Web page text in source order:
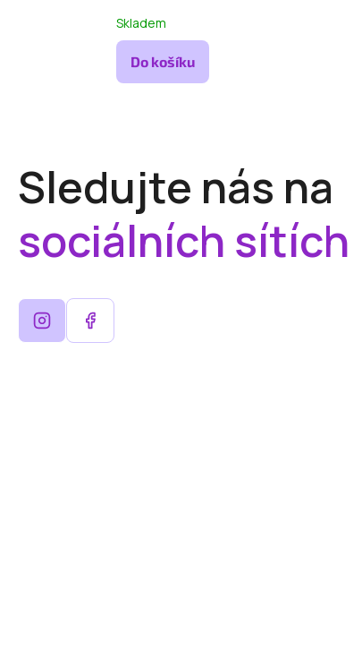
Skladem
Do košíku
Sledujte nás na
sociálních sítích